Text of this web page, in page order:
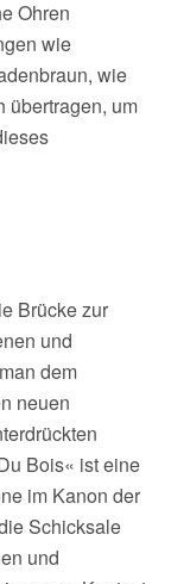
Ohren
wie
wie
übertragen, um
Brücke zur
und
dem
neuen
Bois« ist eine
im Kanon der
Schicksale
und